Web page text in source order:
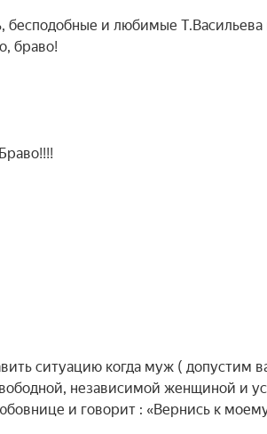
бесподобные и любимые Т.Васильева
браво!
ситуацию когда муж ( допустим
независимой женщиной и
и говорит : «Вернись к